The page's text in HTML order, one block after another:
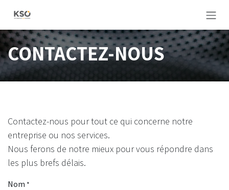
CONTACTEZ-NOUS
Contactez-nous pour tout ce qui concerne notre
entreprise ou nos services.
Nous ferons de notre mieux pour vous répondre dans
les plus brefs délais.
Nom *